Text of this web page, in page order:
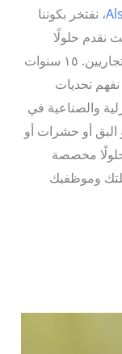
، نفتخر بكوننا
حلولًا
متقدمة لإدارة حشرات لعملائنا سكنيين والتجاريين. ١٥ سنوات
تحديات
والصناعية في
أو حشرات أو
مخصصة
وموظفيك